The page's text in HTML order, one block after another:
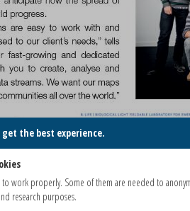
the best experience.
to work properly. Some of them are needed to
research purposes.